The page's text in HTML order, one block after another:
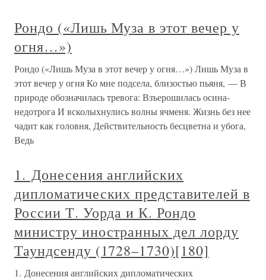
Рондо («Лишь Муза в этот вечер у
огня…»)
Рондо («Лишь Муза в этот вечер у огня…») Лишь Муза в
этот вечер у огня Ко мне подсела, близостью пьяня, — В
природе обозначилась тревога: Взъерошилась осина-
недотрога И всколыхнулись волны ячменя. Жизнь без нее
чадит как головня, Действительность бесцветна и убога,
Ведь
1. Донесения английских
дипломатических представителей в
России Т. Уорда и К. Рондо
министру иностранных дел лорду
Таундсенду (1728–1730)[180]
1. Донесения английских дипломатических